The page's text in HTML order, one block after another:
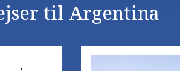
til Argentina